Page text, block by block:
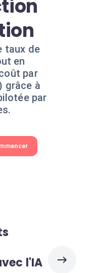
taux de
en
par
grâce à
par
l'IA